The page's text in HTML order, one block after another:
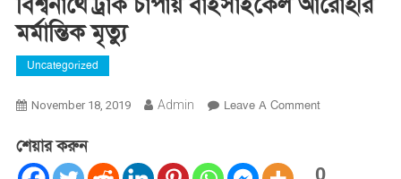
মর্মান্তিক মৃত্যু
Uncategorized
November 18, 2019 Admin Leave A CommentOn
চাপায়
শেয়ার করুন
0